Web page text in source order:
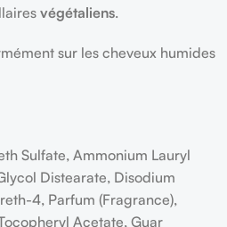
végétaliens.
sur les cheveux humides
Sulfate, Ammonium Lauryl
Distearate, Disodium
4, Parfum (Fragrance),
Acetate, Guar